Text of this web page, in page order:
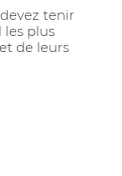
tenir
les plus
de leurs